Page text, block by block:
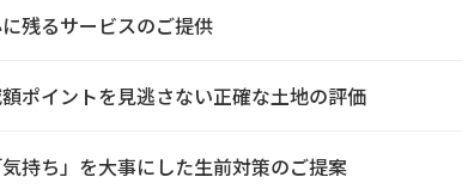
残るサービスのご提供
ポイントを見逃さない正確な土地の評価
気持ち」を大事にした生前対策のご提案